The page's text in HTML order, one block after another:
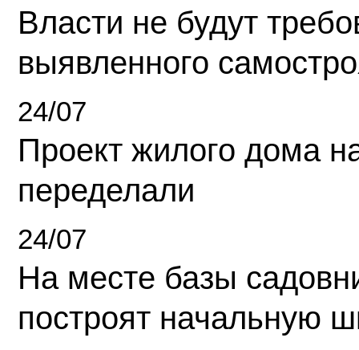
Власти не будут
выявленного
24/07
Проект жилого дома
переделали
24/07
На месте базы
построят начальную